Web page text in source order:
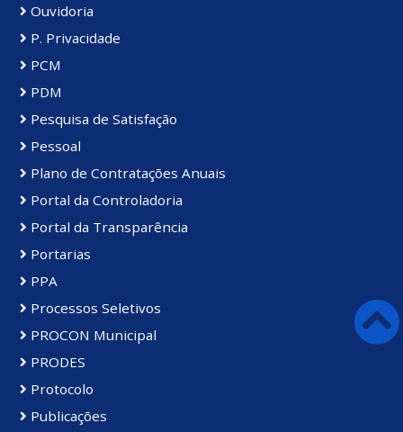
Ouvidoria
P. Privacidade
PCM
PDM
Pesquisa de Satisfação
Pessoal
Plano de Contratações Anuais
Portal da Controladoria
Portal da Transparência
Portarias
PPA
Processos Seletivos
PROCON Municipal
PRODES
Protocolo
Publicações